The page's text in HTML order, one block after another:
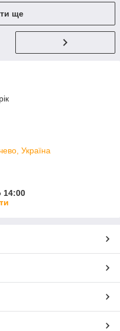
ще
Україна
14:00